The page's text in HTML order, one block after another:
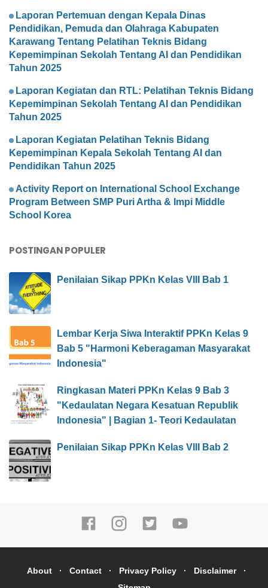
Laporan Pertemuan dengan Kepala Dinas
Pendidikan, Pemuda dan Olahraga Kabupaten
Karawang Tentang Pelatihan Teknis Bidang
Kepemimpinan Sekolah Tentang AI dan Pendidikan
Tahun 2025
Laporan Kegiatan dan RTL: Pelatihan Teknis Bidang
Kepemimpinan Sekolah Tentang AI dan Pendidikan
Tahun 2025
Laporan Kegiatan Pelatihan Teknis Bidang
Kepemimpinan Kepala Sekolah Tentang AI dan
Pendidikan Tahun 2025
Activity Report on International School Exchange
Program Between SMP Puri Artha & Impi Middle
School Korea
POSTINGAN POPULER
Penilaian Sikap PPKn Kelas VIII Bab 1
Lembar Kerja Siwa Interaktif PPKn Kelas 9
Bab 5 "Harmoni Keberagaman Masyarakat
Indonesia"
Ringkasan Materi PPKn Kelas 9 Bab 3
"Kedaulatan Negara Kesatuan Republik
Indonesia" | Bagian 1- Teori Kedaulatan
Penilaian Sikap PPKn Kelas VIII Bab 2
About Contact Privacy Policy
Disclaimer